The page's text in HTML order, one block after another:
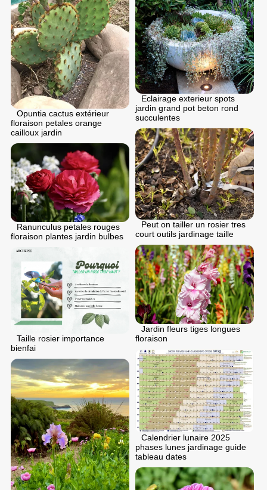
Opuntia cactus extérieur
floraison petales orange
cailloux jardin
Eclairage exterieur spots
jardin grand pot beton rond
succulentes
Peut on tailler un rosier tres
court outils jardinage taille
Ranunculus petales rouges
floraison plantes jardin bulbes
Jardin fleurs tiges longues
floraison
Taille rosier importance
bienfai
Calendrier lunaire 2025
phases lunes jardinage guide
tableau dates